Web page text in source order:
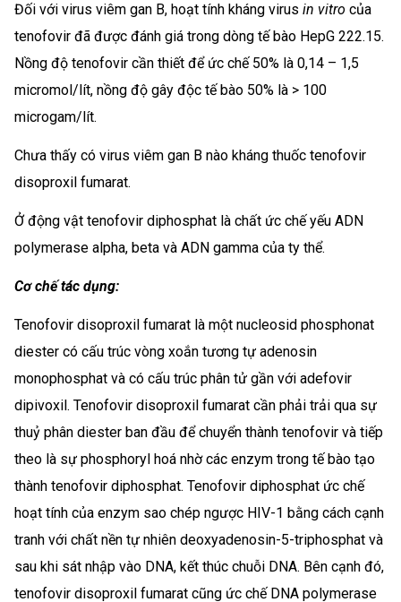
Đối với virus viêm gan B, hoạt tính kháng virus in vitro của
tenofovir đã được đánh giá trong dòng tế bào HepG 222.15.
Nồng độ tenofovir cần thiết để ức chế 50% là 0,14 – 1,5
micromol/lít, nồng độ gây độc tế bào 50% là > 100
microgam/lít.
Chưa thấy có virus viêm gan B nào kháng thuốc tenofovir
disoproxil fumarat.
Ở động vật tenofovir diphosphat là chất ức chế yếu ADN
polymerase alpha, beta và ADN gamma của ty thể.
Cơ chế tác dụng:
Tenofovir disoproxil fumarat là một nucleosid phosphonat
diester có cấu trúc vòng xoắn tương tự adenosin
monophosphat và có cấu trúc phân tử gần với adefovir
dipivoxil. Tenofovir disoproxil fumarat cần phải trải qua sự
thuỷ phân diester ban đầu để chuyển thành tenofovir và tiếp
theo là sự phosphoryl hoá nhờ các enzym trong tế bào tạo
thành tenofovir diphosphat. Tenofovir diphosphat ức chế
hoạt tính của enzym sao chép ngược HIV-1 bằng cách cạnh
tranh với chất nền tự nhiên deoxyadenosin-5-triphosphat và
sau khi sát nhập vào DNA, kết thúc chuỗi DNA. Bên cạnh đó,
tenofovir disoproxil fumarat cũng ức chế DNA polymerase